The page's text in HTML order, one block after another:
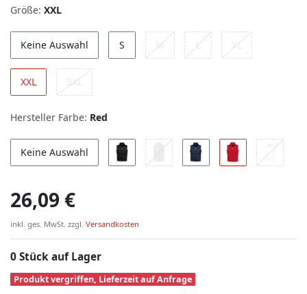
Größe: XXL
Keine Auswahl S M L XL
XXL 3XL
Hersteller Farbe: Red
Keine Auswahl
26,09 €
inkl. ges. MwSt. zzgl. Versandkosten
0 Stück auf Lager
Produkt vergriffen, Lieferzeit auf Anfrage